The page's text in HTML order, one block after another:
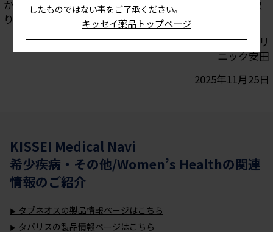
から、女性の健康を支えるプレコンセプションケアの取
り組みを紹介します。
安田 師仁 先生 医療法人ALCY あきたレディースクリ
ニック安田
2025年11月25日
KISSEI Medical Navi
希少疾病・その他/Women’s Healthの関連
情報のご紹介
タブネオスの製品情報ページはこちら
タバリスの製品情報ページはこちら
したものではない事をご了承ください。
キッセイ薬品トップページ